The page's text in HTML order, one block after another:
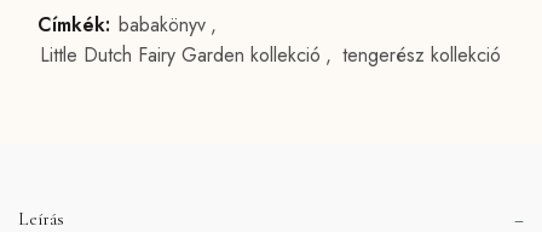
Címkék: babakönyv ,
Little Dutch Fairy Garden kollekció , tengerész kollekció
Leírás